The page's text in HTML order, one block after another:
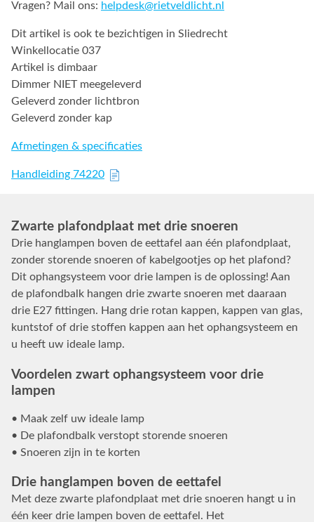
Vragen? Mail ons: helpdesk@rietveldlicht.nl
Dit artikel is ook te bezichtigen in Sliedrecht
Winkellocatie 037
Artikel is dimbaar
Dimmer NIET meegeleverd
Geleverd zonder lichtbron
Geleverd zonder kap
Afmetingen & specificaties
Handleiding 74220
Zwarte plafondplaat met drie snoeren
Drie hanglampen boven de eettafel aan één plafondplaat,
zonder storende snoeren of kabelgootjes op het plafond?
Dit ophangsysteem voor drie lampen is de oplossing! Aan
de plafondbalk hangen drie zwarte snoeren met daaraan
drie E27 fittingen. Hang drie rotan kappen, kappen van glas,
kuntstof of drie stoffen kappen aan het ophangsysteem en
u heeft uw ideale lamp.
Voordelen zwart ophangsysteem voor drie
lampen
• Maak zelf uw ideale lamp
• De plafondbalk verstopt storende snoeren
• Snoeren zijn in te korten
Drie hanglampen boven de eettafel
Met deze zwarte plafondplaat met drie snoeren hangt u in
één keer drie lampen boven de eettafel. Het